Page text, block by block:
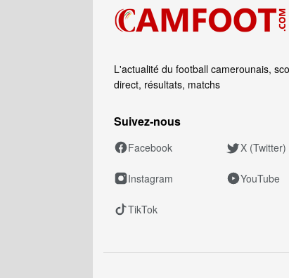
L'actualité du football camerounais,
direct, résultats, matchs
Suivez‑nous
Facebook X (Twitter)
Instagram YouTube
TikTok